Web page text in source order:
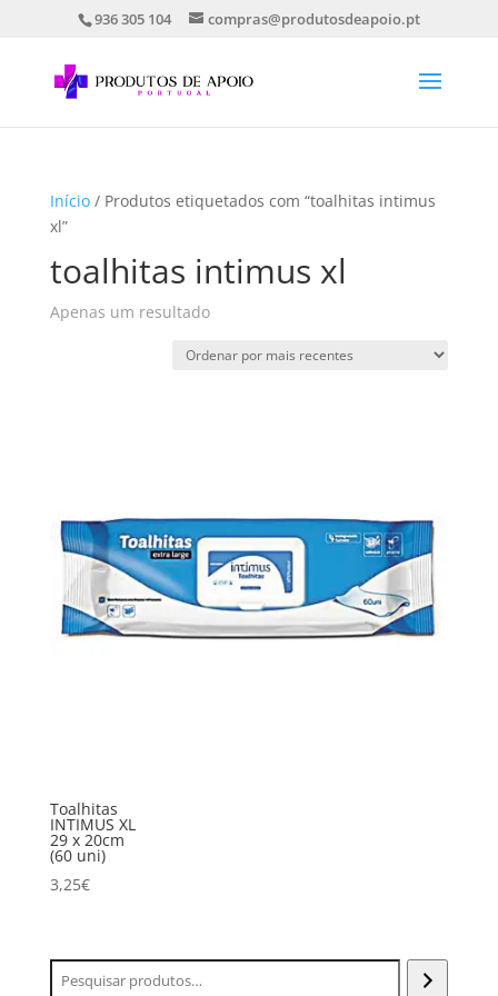
936 305 104 compras@produtosdeapoio.pt
Início/ Produtos etiquetados com “toalhitas intimus
xl”
toalhitas intimus xl
Apenas um resultado
Toalhitas
INTIMUS XL
29 x 20cm
(60 uni)
3,25€